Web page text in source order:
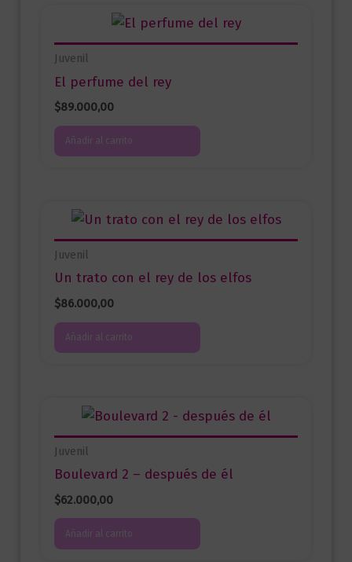
Juvenil
El perfume del rey
$89.000,00
Añadir al carrito
Juvenil
Un trato con el rey de los elfos
$86.000,00
Añadir al carrito
Juvenil
Boulevard 2 – después de él
$62.000,00
Añadir al carrito